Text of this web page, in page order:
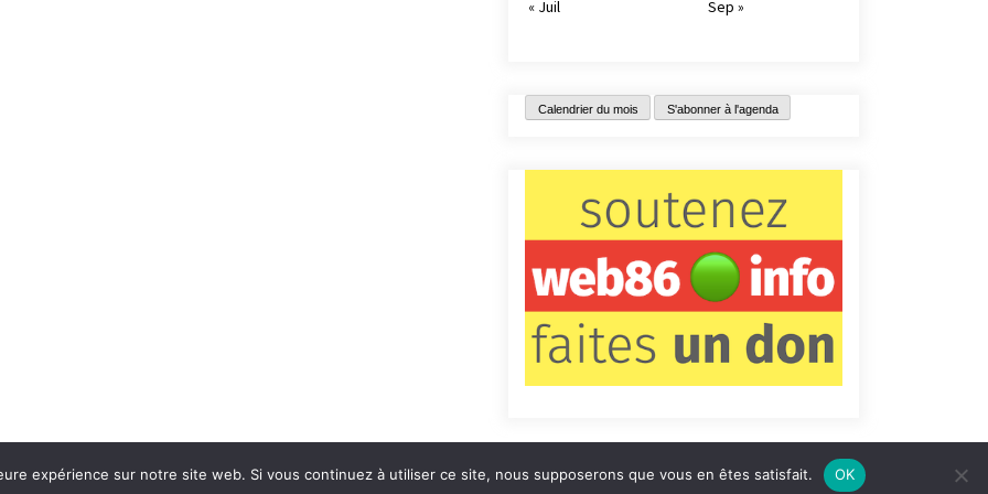
« Juil
Sep »
Calendrier du mois S'abonner à l'agenda
Contact Qui sommes-nous ? Informations légales
expérience sur notre site web. Si vous continuez à utiliser ce site, nous supposerons que vous en êtes satisfait. OK